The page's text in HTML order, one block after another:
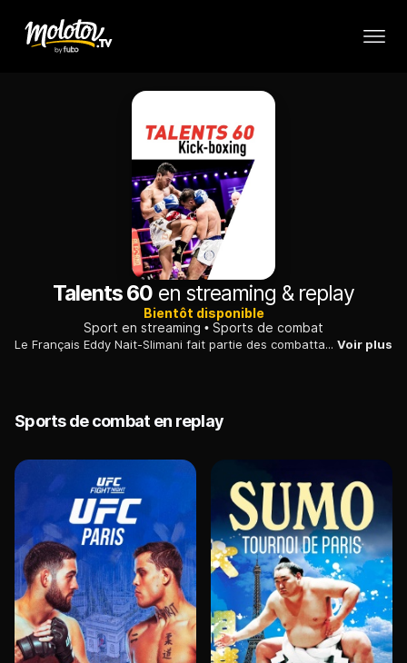
Talents 60 en streaming & replay
Bientôt disponible
Sport en streaming
Sports de combat
Le Français Eddy Nait-Slimani fait partie des combattants en lice dans cette soirée de kickboxing. Le Girondin défie le Marocain Soufiane Hamza Essalih. Voir plus
Sports de combat en replay